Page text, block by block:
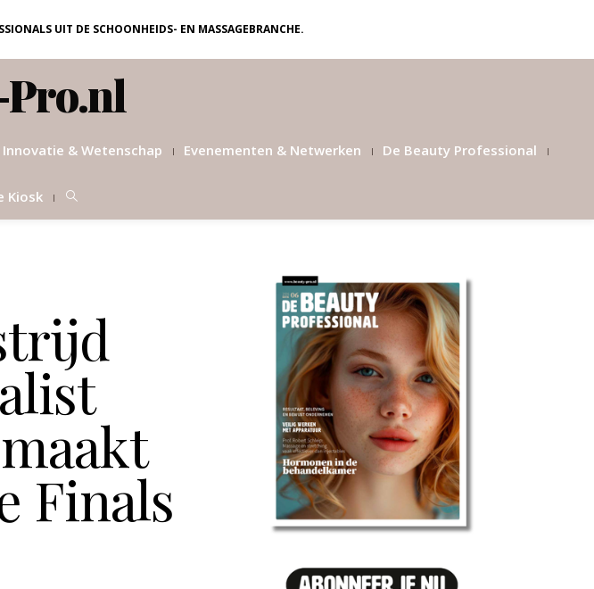
UIT DE SCHOONHEIDS- EN MASSAGEBRANCHE.
Innovatie & Wetenschap Evenementen & Netwerken De Beauty Professional
Kiosk
Finals